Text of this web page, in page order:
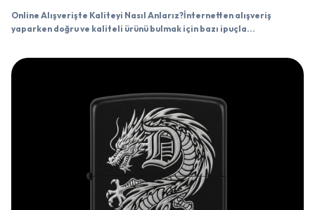
Online Alışverişte Kaliteyi Nasıl Anlarız?İnternetten alışveriş
yaparken doğru ve kaliteli ürünü bulmak için bazı ipuçla...